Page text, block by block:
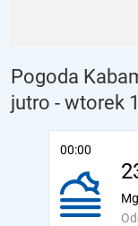
Pogoda
jutro - wtorek
00:00